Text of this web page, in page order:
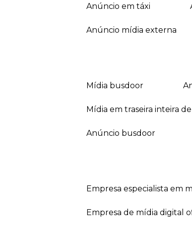
anúncio em táxi
anúncio mídia externa
mídia busdoor
mídia em traseira inteira
anúncio busdoor
empresa especialista em
empresa de mídia digital